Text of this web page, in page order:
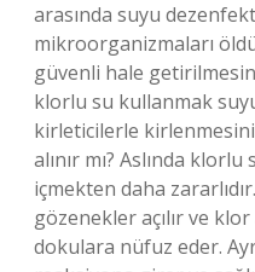
arasında suyu
mikroorganizmaları
güvenli hale
klorlu su kullanmak
kirleticilerle
alınır mı? Aslında
içmekten daha
gözenekler açılır ve
dokulara nüfuz eder.